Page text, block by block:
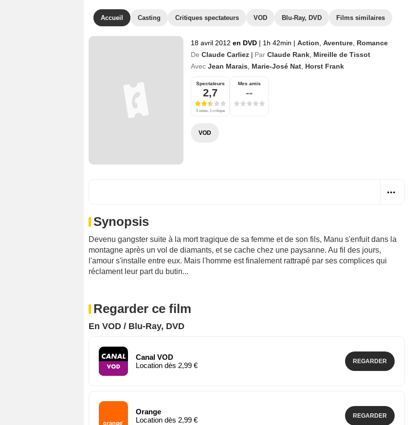
Accueil Casting Critiques spectateurs VOD Blu-Ray, DVD Films similaires
18 avril 2012 en DVD | 1h 42min | Action Aventure Romance
De Claude Carliez Par Claude Rank Mireille de Tissot
Avec Jean Marais Marie-José Nat Horst Frank
Spectateurs
2,7
5 notes, 1 critique
Mes amis
--
VOD
Synopsis
Devenu gangster suite à la mort tragique de sa femme et de son fils, Manu s'enfuit dans la
montagne après un vol de diamants, et se cache chez une paysanne. Au fil des jours,
l'amour s'installe entre eux. Mais l'homme est finalement rattrapé par ses complices qui
réclament leur part du butin...
Regarder ce film
En VOD / Blu-Ray, DVD
Canal VOD
Location dès 2,99 €
REGARDER
Orange
Location dès 2,99 €
REGARDER